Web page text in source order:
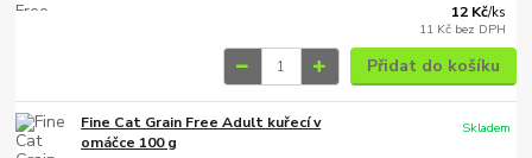
12 Kč/ks
11 Kč bez DPH
Přidat do košíku
Fine Cat Grain Free Adult kuřecí v
omáčce 100 g
Skladem